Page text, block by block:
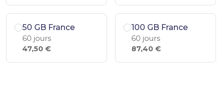
50 GB France
60 jours
47,50 €
100 GB France
60 jours
87,40 €